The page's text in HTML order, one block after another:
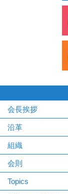
会長挨拶
沿革
組織
会則
Topics